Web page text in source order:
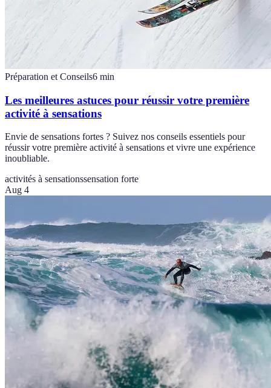
Préparation et Conseils6 min
Les meilleures astuces pour réussir votre première
activité à sensations
Envie de sensations fortes ? Suivez nos conseils essentiels pour
réussir votre première activité à sensations et vivre une expérience
inoubliable.
activités à sensationssensation forte
Aug 4